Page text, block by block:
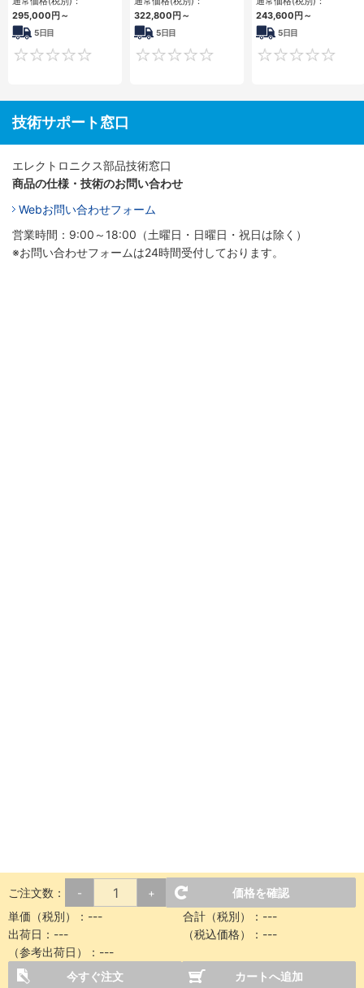
295,000円～
5日目
0
322,800円～
5日目
0
243,600円～
5日目
技術サポート窓口
エレクトロニクス部品技術窓口
商品の仕様・技術のお問い合わせ
Webお問い合わせフォーム
営業時間：9:00～18:00（土曜日・日曜日・祝日は除く）
※お問い合わせフォームは24時間受付しております。
ご注文数： - +
価格を確認
単価（税別）： --- 合計（税別）： ---
出荷日： --- （税込価格）： ---
（参考出荷日）： ---
今すぐ注文
カートへ追加